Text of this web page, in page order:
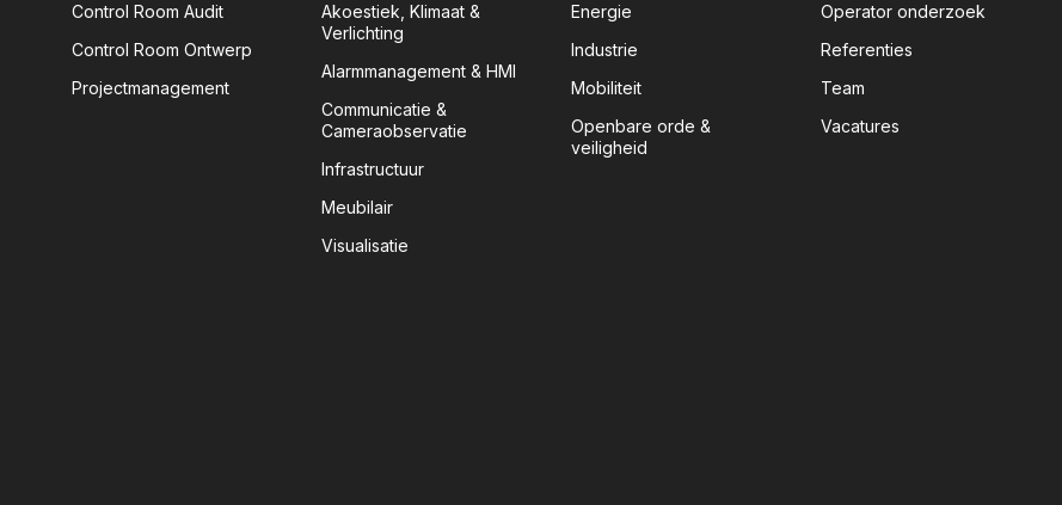
Control Room Audit
Control Room Ontwerp
Projectmanagement
Akoestiek, Klimaat &
Verlichting
Alarmmanagement & HMI
Communicatie &
Cameraobservatie
Infrastructuur
Meubilair
Visualisatie
Energie
Industrie
Mobiliteit
Openbare orde &
veiligheid
Operator onderzoek
Referenties
Team
Vacatures